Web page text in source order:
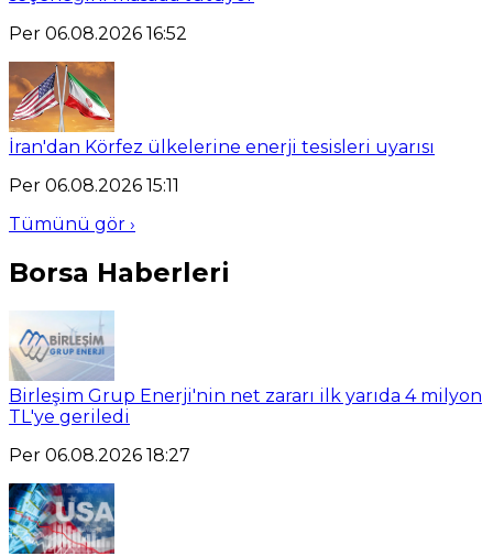
Per 06.08.2026 16:52
İran'dan Körfez ülkelerine enerji tesisleri uyarısı
Per 06.08.2026 15:11
Tümünü gör ›
Borsa Haberleri
Birleşim Grup Enerji'nin net zararı ilk yarıda 4 milyon
TL'ye geriledi
Per 06.08.2026 18:27